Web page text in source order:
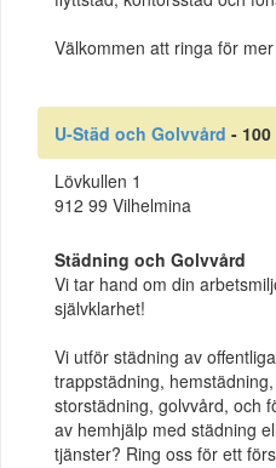
Välkommen att ringa för
U-Städ och Golvvård - 100
Lövkullen 1
912 99 Vilhelmina
Städning och Golvvård
Vi tar hand om din
självklarhet!
Vi utför städning av
trappstädning,
storstädning, golvvård, och
av hemhjälp med städning
tjänster? Ring oss för ett